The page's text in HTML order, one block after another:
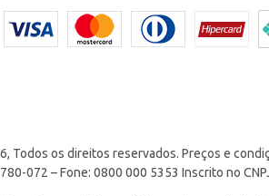
Todos os direitos reservados. Preços e
072 – Fone: 0800 000 5353 Inscrito no